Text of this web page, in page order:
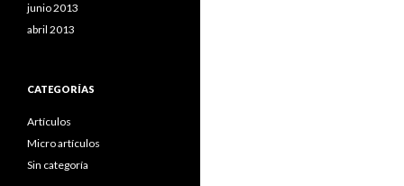
junio 2013
abril 2013
CATEGORÍAS
Artículos
Micro artículos
Sin categoría